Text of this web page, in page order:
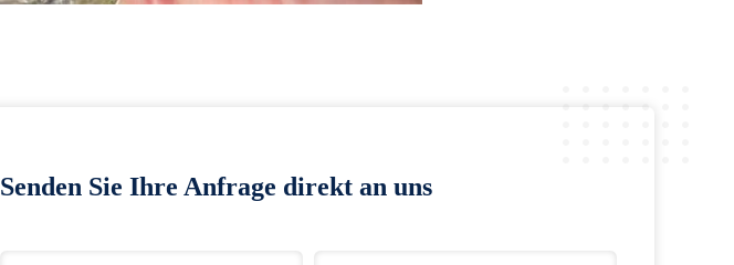
Senden Sie Ihre Anfrage direkt an uns